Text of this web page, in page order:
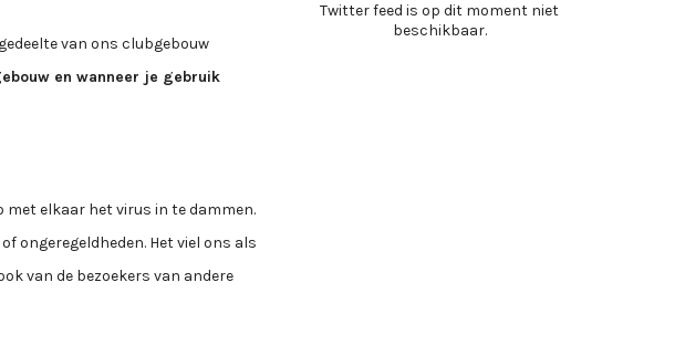
van ons clubgebouw
en wanneer je gebruik
met elkaar het virus in te dammen.
ongeregeldheden. Het viel ons als
van de bezoekers van andere
Twitter feed is op dit moment niet
beschikbaar.